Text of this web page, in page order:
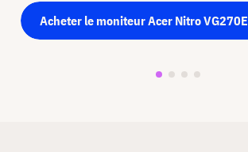
Acheter le moniteur Acer Nitro VG270E